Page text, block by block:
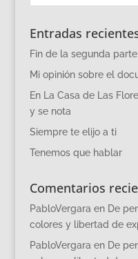
Entradas
Fin de la segunda parte
Mi opinión sobre el
En La Casa de Las
y se nota
Siempre te elijo a ti
Tenemos que hablar
Comentarios
PabloVergara en De
colores y libertad de
PabloVergara en De